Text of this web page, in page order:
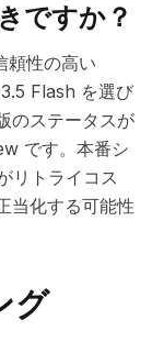
ですか？
頼性の高い
Flash を選び
のステータスが
です。本番シ
リトライコス
当化する可能性
グ